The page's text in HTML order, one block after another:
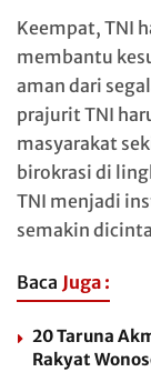
Keempat, TNI
membantu
aman dari
prajurit TNI
masyarakat
birokrasi di
TNI menjadi
semakin
Baca Juga :
20 Taruna
Rakyat